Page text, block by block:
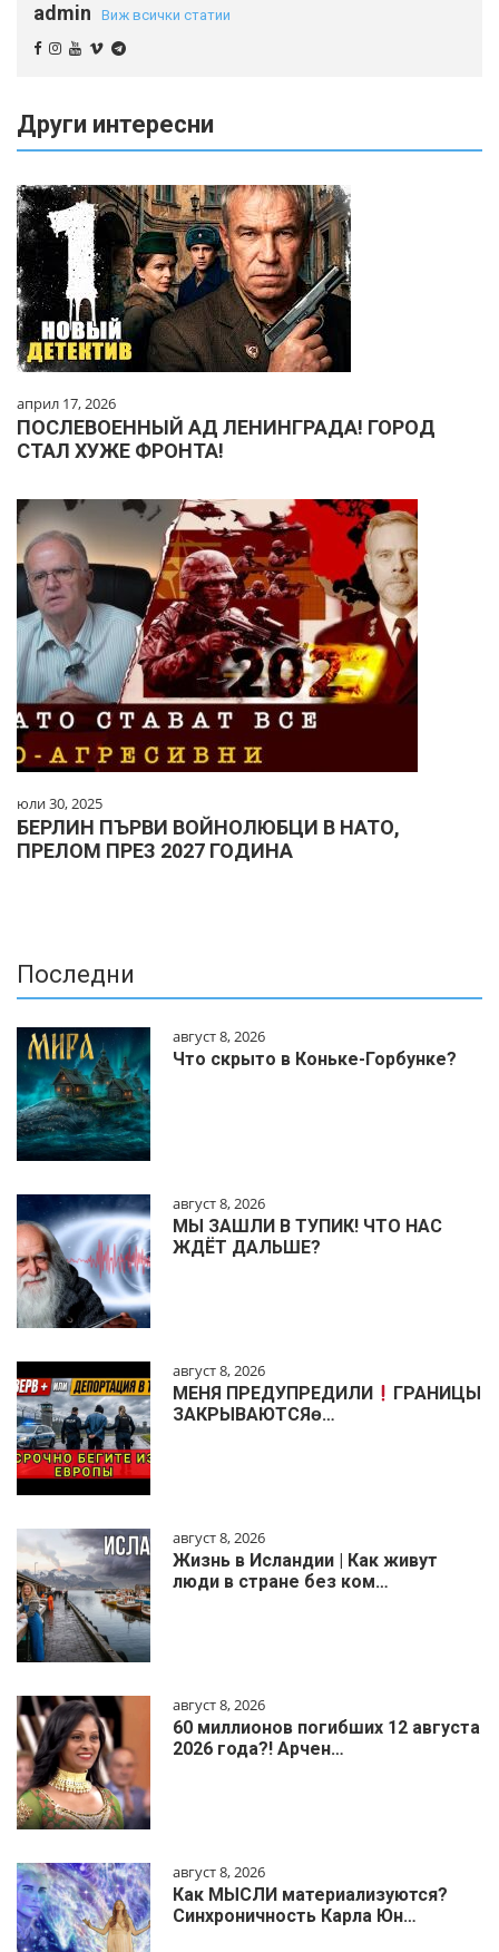
admin Виж всички статии
Други интересни
април 17, 2026
ПОСЛЕВОЕННЫЙ АД ЛЕНИНГРАДА! ГОРОД
СТАЛ ХУЖЕ ФРОНТА!
юли 30, 2025
БЕРЛИН ПЪРВИ ВОЙНОЛЮБЦИ В НАТО,
ПРЕЛОМ ПРЕЗ 2027 ГОДИНА
Последни
август 8, 2026
Что скрыто в Коньке-Горбунке?
август 8, 2026
МЫ ЗАШЛИ В ТУПИК! ЧТО НАС
ЖДЁТ ДАЛЬШЕ?
август 8, 2026
МЕНЯ ПРЕДУПРЕДИЛИ
ГРАНИЦЫ
ЗАКРЫВАЮТСЯɵ…
август 8, 2026
Жизнь в Исландии | Как живут
люди в стране без ком…
август 8, 2026
60 миллионов погибших 12 августа
2026 года?! Арчен…
август 8, 2026
Как МЫСЛИ материализуются?
Синхроничность Карла Юн…